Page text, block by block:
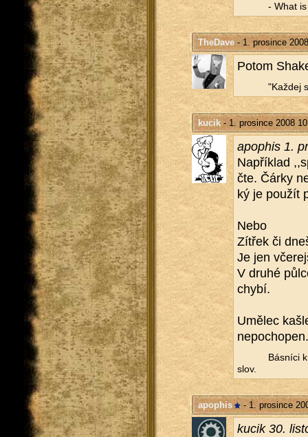
- What
TheDave- 1. prosince
Potom
"Kaž­dej
kucik- 1. prosince 2008
apo­phis 1.
Na­pří­klad
čte. Čárky
ký je po­u­žít
Nebo
Zí­t­řek či
Je jen
V druhé
chybí.
Umě­lec
ne­po­cho­pen.
Bás­ní­ci
slov.
apophis - 1. prosince
kucik 30.